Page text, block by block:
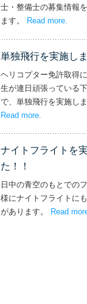
士・整備士の募集情報
ます。
Read more– ‘飛
.
単独飛行を実施し
ヘリコプター免許取得
生が連日頑張っている
で、単独飛行を実施しま
Read more
ナイトフライトを
た！！
日中の青空のもとでの
様にナイトフライトに
があります。
Read